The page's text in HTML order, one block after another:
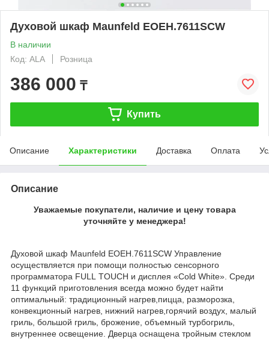
Духовой шкаф Maunfeld EOEH.7611SCW
В наличии
Код: ALA
Розница
386 000 ₸
Купить
Описание Характеристики Доставка Оплата
Описание
Уважаемые покупатели, наличие и цену товара
уточняйте у менеджера!
Духовой шкаф Maunfeld EOEH.7611SCW Управление
осуществляется при помощи полностью сенсорного
программатора FULL TOUCH и дисплея «Cold White». Среди
11 функций приготовления всегда можно будет найти
оптимальный: традиционный нагрев,пицца, разморозка,
конвекционный нагрев, нижний нагрев,горячий воздух, малый
гриль, большой гриль, брожение, объемный турбогриль,
внутреннее освещение. Дверца оснащена тройным стеклом